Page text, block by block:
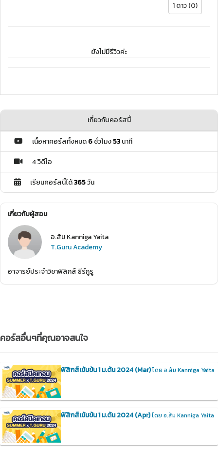
1 ดาว (0)
ยังไม่มีรีวิวค่ะ
เกี่ยวกับคอร์สนี้
เนื้อหาคอร์สทั้งหมด6ชั่วโมง53นาที
4 วิดีโอ
เรียนคอร์สนี้ได้365วัน
เกี่ยวกับผู้สอน
อ.ส้ม Kanniga Yaita
T.Guru Academy
อาจารย์ประจำวิชาฟิสิกส์ ธีร์กูรู
คอร์สอื่นๆที่คุณอาจสนใจ
ฟิสิกส์เข้มข้น 1 ม.ต้น 2024 (Mar)โดย อ.ส้ม Kanniga Yaita
ฟิสิกส์เข้มข้น 1 ม.ต้น 2024 (Apr)โดย อ.ส้ม Kanniga Yaita